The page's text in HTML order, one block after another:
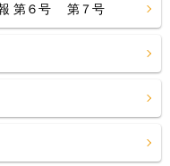
報 第６号 第７号